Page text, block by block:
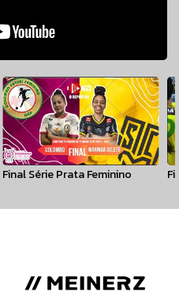
Final Série Prata Feminino